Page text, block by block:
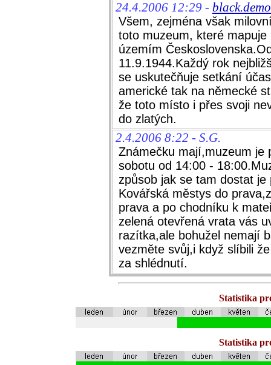
24.4.2006 12:29 -
Všem, zejména však
toto muzeum, které
územím
11.9.1944.Každý rok
se uskutečňuje setkání
americké tak na německé
že toto místo i přes svoji
do zlatých.
2.4.2006 8:22 - S.G.
Známečku mají,muzeum je
sobotu od 14:00 -
způsob jak se tam dostat
Kovářská městys do
prava a po chodníku k
zelená otevřená vrata vás
razítka,ale bohužel nemají
vezměte svůj,i když slíbili
za shlédnutí.
Statistika
Statistika